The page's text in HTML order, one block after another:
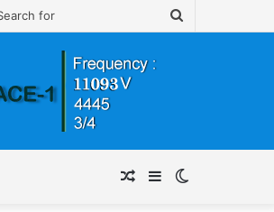
Sidebar
Random